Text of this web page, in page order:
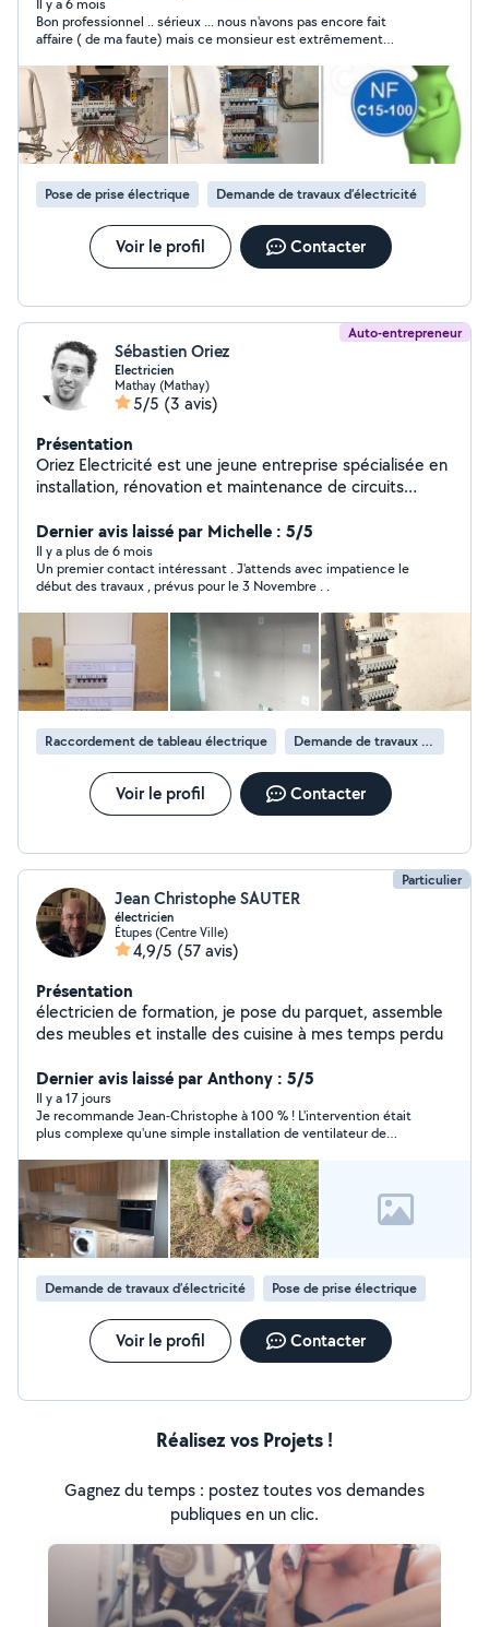
de jardinage affûtage chaîne de tronçonneuse.
Réparation électroménager
Il y a 6 mois
Bon professionnel .. sérieux ... nous n'avons pas encore fait
affaire ( de ma faute) mais ce monsieur est extrêmement
Pose de prise électrique Demande de travaux d’électricité
Voir le profil Contacter
Auto-entrepreneur
Sébastien Oriez
Electricien
Mathay (Mathay)
5/5 (3 avis)
Présentation
Oriez Electricité est une jeune entreprise spécialisée en
installation, rénovation et maintenance de circuits
sérieux, serviable, et à l'écoute de ces clients, Sébastien
Oriez vous propose ces services pour tous projets
électriques. Dans le respect des normes en vigueur,
Sébastien vous accompagne dans vos travaux de
rénovation, réparation, installation électrique. Devis
personnalisé gratuit
Dernier avis laissé par Michelle : 5/5
Il y a plus de 6 mois
Un premier contact intéressant . J'attends avec impatience le
début des travaux , prévus pour le 3 Novembre . .
Raccordement de tableau électrique Demande de travaux d’électricité
Voir le profil Contacter
Particulier
Jean Christophe SAUTER
électricien
Étupes (Centre Ville)
4,9/5 (57 avis)
Présentation
électricien de formation, je pose du parquet, assemble
des meubles et installe des cuisine à mes temps perdu
Dernier avis laissé par Anthony : 5/5
Il y a 17 jours
Je recommande Jean-Christophe à 100 % ! L'intervention était
plus complexe qu'une simple installation de ventilateur de
et de réaliser un travail impeccable. Il est très soigneux,
minutieux et ne compte pas son temps pour que tout soit
parfaitement réalisé. En plus d'être très professionnel, il est
agréable, à l'écoute et de bon conseil. Je suis entièrement
satisfait du résultat et je referai appel à lui sans hésiter. Merci
encore !
Demande de travaux d’électricité
Pose de prise électrique
Voir le profil Contacter
Réalisez vos Projets !
Gagnez du temps : postez toutes vos demandes
publiques en un clic.